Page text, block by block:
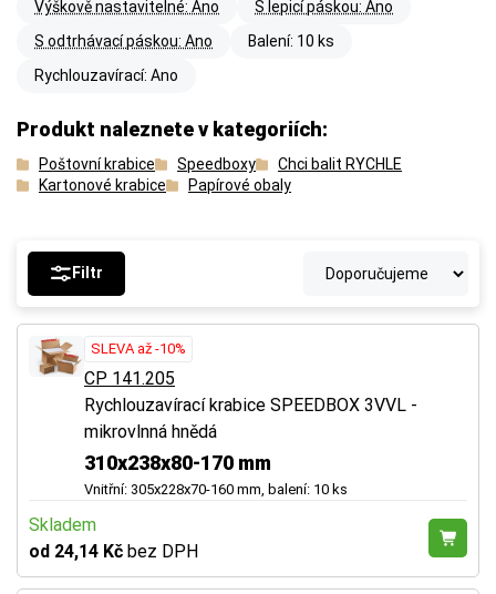
Výškově nastavitelné: Ano
S lepicí páskou: Ano
S odtrhávací páskou: Ano
Balení: 10 ks
Rychlouzavírací: Ano
Produkt naleznete v kategoriích:
Poštovní krabice Speedboxy
Chci balit RYCHLE
Kartonové krabice
Papírové obaly
Filtr
SLEVA až -10%
CP 141.205
Rychlouzavírací krabice SPEEDBOX 3VVL -
mikrovlnná hnědá
310x238x80-170 mm
Vnitřní: 305x228x70-160 mm, balení: 10 ks
Skladem
od 24,14 Kč bez DPH